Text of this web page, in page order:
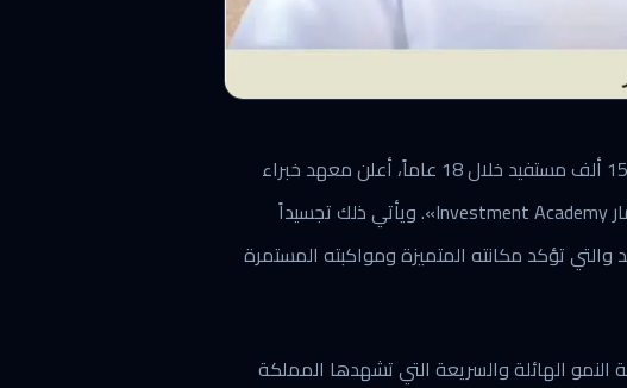
تحت شعار «شغف يحقق هدف» وبعد سجل حافل ومشرف بالإنجازات تمثل في تدريب ما يزيد على 150 ألف مستفيد خلال 18 عاماً، أعلن معهد خبراء
المال للتدريب اليوم تغيير اسمه التجاري وتدشين هويته البصرية الجديدة تحت اسم «أكاديمية الاستثمار Investment Academy». ويأتي ذلك تجسيداً
تؤكد مكانته المتميزة ومواكبته المستمرة
الهائلة والسريعة التي تشهدها المملكة